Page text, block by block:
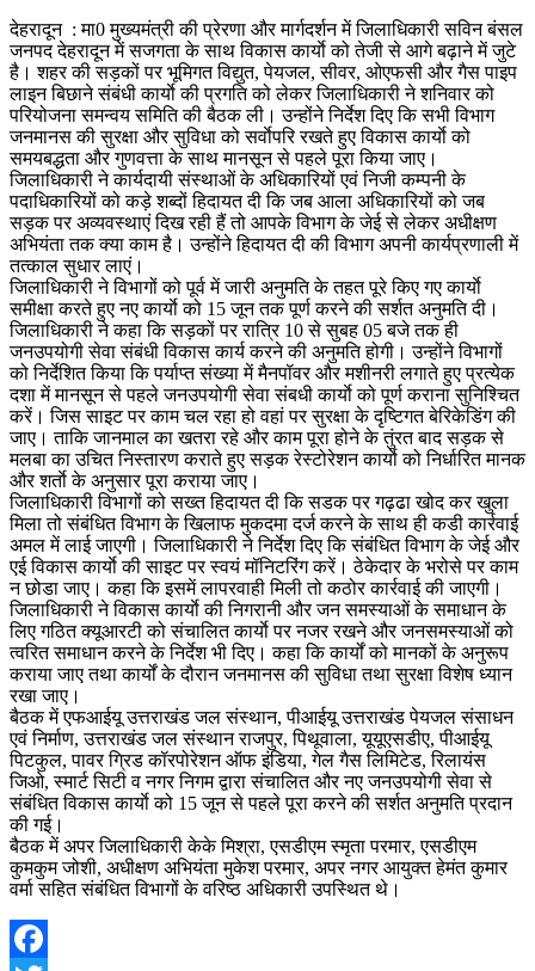
देहरादून : मा0 मुख्यमंत्री की प्रेरणा और मार्गदर्शन में जिलाधिकारी सविन बंसल
जनपद देहरादून में सजगता के साथ विकास कार्याे को तेजी से आगे बढ़ाने में जुटे
है। शहर की सड़कों पर भूमिगत विद्युत, पेयजल, सीवर, ओएफसी और गैस पाइप
लाइन बिछाने संबंधी कार्याे की प्रगति को लेकर जिलाधिकारी ने शनिवार को
परियोजना समन्वय समिति की बैठक ली। उन्होंने निर्देश दिए कि सभी विभाग
जनमानस की सुरक्षा और सुविधा को सर्वाेपरि रखते हुए विकास कार्याे को
समयबद्धता और गुणवत्ता के साथ मानसून से पहले पूरा किया जाए।
जिलाधिकारी ने कार्यदायी संस्थाओं के अधिकारियों एवं निजी कम्पनी के
पदाधिकारियों को कड़े शब्दों हिदायत दी कि जब आला अधिकारियों को जब
सड़क पर अव्यवस्थाएं दिख रही हैं तो आपके विभाग के जेई से लेकर अधीक्षण
अभियंता तक क्या काम है। उन्होंने हिदायत दी की विभाग अपनी कार्यप्रणाली में
तत्काल सुधार लाएं।
जिलाधिकारी ने विभागों को पूर्व में जारी अनुमति के तहत पूरे किए गए कार्याे
समीक्षा करते हुए नए कार्याे को 15 जून तक पूर्ण करने की सर्शत अनुमति दी।
जिलाधिकारी ने कहा कि सड़कों पर रात्रि 10 से सुबह 05 बजे तक ही
जनउपयोगी सेवा संबंधी विकास कार्य करने की अनुमति होगी। उन्होंने विभागों
को निर्देशित किया कि पर्याप्त संख्या में मैनपॉवर और मशीनरी लगाते हुए प्रत्येक
दशा में मानसून से पहले जनउपयोगी सेवा संबधी कार्याे को पूर्ण कराना सुनिश्चित
करें। जिस साइट पर काम चल रहा हो वहां पर सुरक्षा के दृष्टिगत बेरिकेडिंग की
जाए। ताकि जानमाल का खतरा रहे और काम पूरा होने के तुंरत बाद सड़क से
मलबा का उचित निस्तारण कराते हुए सड़क रेस्टोरेशन कार्याे को निर्धारित मानक
और शर्ताे के अनुसार पूरा कराया जाए।
जिलाधिकारी विभागों को सख्त हिदायत दी कि सडक पर गढ़ढा खोद कर खुला
मिला तो संबंधित विभाग के खिलाफ मुकदमा दर्ज करने के साथ ही कडी कार्रवाई
अमल में लाई जाएगी। जिलाधिकारी ने निर्देश दिए कि संबंधित विभाग के जेई और
एई विकास कार्याे की साइट पर स्वयं मॉनिटरिंग करें। ठेकेदार के भरोसे पर काम
न छोडा जाए। कहा कि इसमें लापरवाही मिली तो कठोर कार्रवाई की जाएगी।
जिलाधिकारी ने विकास कार्याे की निगरानी और जन समस्याओं के समाधान के
लिए गठित क्यूआरटी को संचालित कार्याे पर नजर रखने और जनसमस्याओं को
त्वरित समाधान करने के निर्देश भी दिए। कहा कि कार्यों को मानकों के अनुरूप
कराया जाए तथा कार्यों के दौरान जनमानस की सुविधा तथा सुरक्षा विशेष ध्यान
रखा जाए।
बैठक में एफआईयू उत्तराखंड जल संस्थान, पीआईयू उत्तराखंड पेयजल संसाधन
एवं निर्माण, उत्तराखंड जल संस्थान राजपुर, पिथूवाला, यूयूएसडीए, पीआईयू
पिटकुल, पावर ग्रिड कॉरपोरेशन ऑफ इंडिया, गेल गैस लिमिटेड, रिलायंस
जिओ, स्मार्ट सिटी व नगर निगम द्वारा संचालित और नए जनउपयोगी सेवा से
संबंधित विकास कार्याे को 15 जून से पहले पूरा करने की सर्शत अनुमति प्रदान
की गई।
बैठक में अपर जिलाधिकारी केके मिश्रा, एसडीएम स्मृता परमार, एसडीएम
कुमकुम जोशी, अधीक्षण अभियंता मुकेश परमार, अपर नगर आयुक्त हेमंत कुमार
वर्मा सहित संबंधित विभागों के वरिष्ठ अधिकारी उपस्थित थे।